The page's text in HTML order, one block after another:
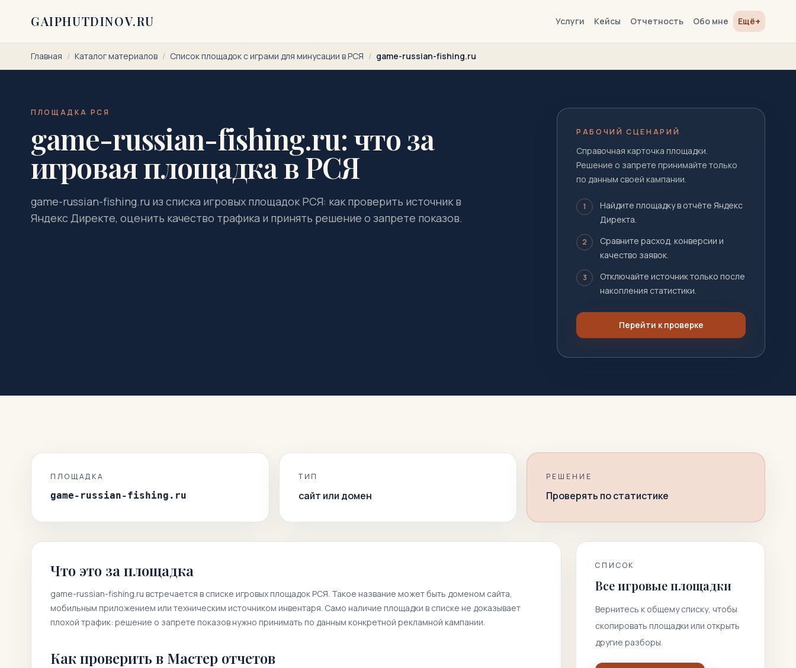
GAIPHUTDINOV.RU Услуги Кейсы Отчетность Обо мне Ещё+
Главная / Каталог материалов / Список площадок с играми для минусации в РСЯ / game-russian-fishing.ru
ПЛОЩАДКА РСЯ
game-russian-fishing.ru: что за
игровая площадка в РСЯ
game-russian-fishing.ru из списка игровых площадок РСЯ: как проверить источник в
Яндекс Директе, оценить качество трафика и принять решение о запрете показов.
РАБОЧИЙ СЦЕНАРИЙ
Справочная карточка площадки.
Решение о запрете принимайте только
по данным своей кампании.
1
Найдите площадку в отчёте Яндекс
Директа.
2
Сравните расход, конверсии и
качество заявок.
3
Отключайте источник только после
накопления статистики.
Перейти к проверке
ПЛОЩАДКА
game-russian-fishing.ru
ТИП
сайт или домен
РЕШЕНИЕ
Проверять по статистике
Что это за площадка
game-russian-fishing.ru встречается в списке игровых площадок РСЯ. Такое название может быть доменом сайта,
мобильным приложением или техническим источником инвентаря. Само наличие площадки в списке не доказывает
плохой трафик: решение о запрете показов нужно принимать по данным конкретной рекламной кампании.
Как проверить в Мастер отчетов
СПИСОК
Все игровые площадки
Вернитесь к общему списку, чтобы
скопировать площадки или открыть
другие разборы.